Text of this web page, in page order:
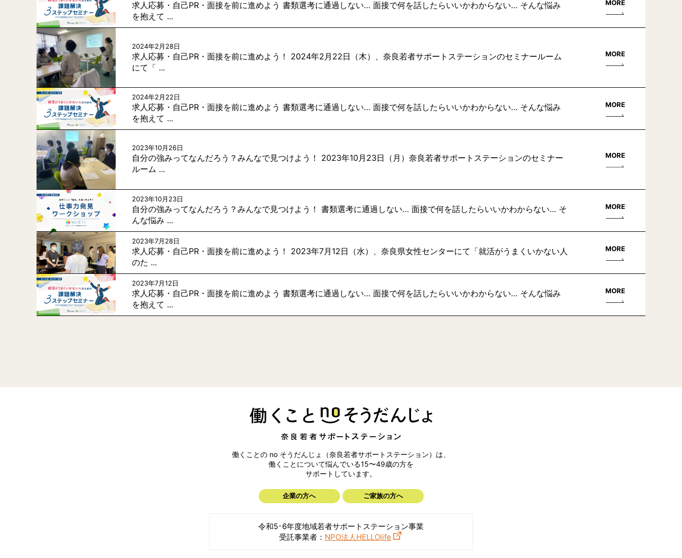
求人応募・自己PR・面接を前に進めよう 書類選考に通過しない… 面接で何を話したらいいかわからない… そんな悩み
を抱えて ...
MORE
2024年2月28日
求人応募・自己PR・面接を前に進めよう！ 2024年2月22日（木）、奈良若者サポートステーションのセミナールーム
にて「 ...
MORE
2024年2月22日
求人応募・自己PR・面接を前に進めよう 書類選考に通過しない… 面接で何を話したらいいかわからない… そんな悩み
を抱えて ...
MORE
2023年10月26日
自分の強みってなんだろう？みんなで見つけよう！ 2023年10月23日（月）奈良若者サポートステーションのセミナー
ルーム ...
MORE
2023年10月23日
自分の強みってなんだろう？みんなで見つけよう！ 書類選考に通過しない… 面接で何を話したらいいかわからない… そ
んな悩み ...
MORE
2023年7月28日
求人応募・自己PR・面接を前に進めよう！ 2023年7月12日（水）、奈良県女性センターにて「就活がうまくいかない人
のた ...
MORE
2023年7月12日
求人応募・自己PR・面接を前に進めよう 書類選考に通過しない… 面接で何を話したらいいかわからない… そんな悩み
を抱えて ...
MORE
働くことの no そうだんじょ（奈良若者サポートステーション）は、
働くことについて悩んでいる15〜49歳の方を
サポートしています。
企業の方へ ご家族の方へ
令和5･6年度地域若者サポートステーション事業
受託事業者： NPO法人HELLOlife